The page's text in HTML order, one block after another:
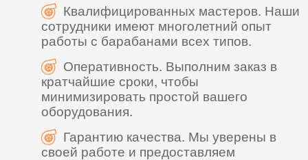
Квалифицированных мастеров. Наши
сотрудники имеют многолетний опыт
работы с барабанами всех типов.
Оперативность. Выполним заказ в
кратчайшие сроки, чтобы
минимизировать простой вашего
оборудования.
Гарантию качества. Мы уверены в
своей работе и предоставляем